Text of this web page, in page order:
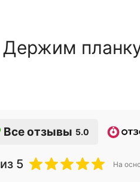
Держим
Все отзывы 5.0
из 5 На